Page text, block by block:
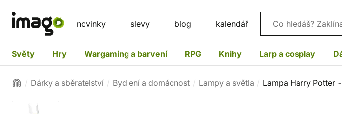
novinky slevy blog kalendář Vyhledávání
Světy Hry Wargaming a barvení RPG Knihy Larp a cosplay
Dárky a sběratelství Bydlení a domácnost Lampy a světla Lampa Harry Potter